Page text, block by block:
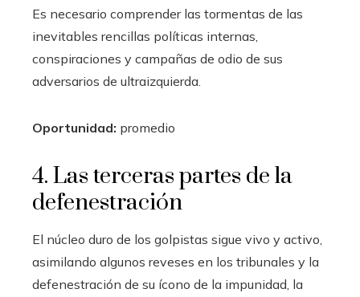
Es necesario comprender las tormentas de las
inevitables rencillas políticas internas,
conspiraciones y campañas de odio de sus
adversarios de ultraizquierda.
Oportunidad: promedio
4. Las terceras partes de la
defenestración
El núcleo duro de los golpistas sigue vivo y activo,
asimilando algunos reveses en los tribunales y la
defenestración de su ícono de la impunidad, la